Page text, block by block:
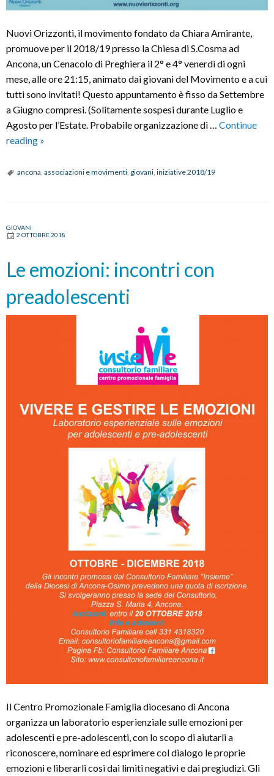
Nuovi Orizzonti, il movimento fondato da Chiara Amirante,
promuove per il 2018/19 presso la Chiesa di S.Cosma ad
Ancona, un Cenacolo di Preghiera il 2° e 4° venerdì di ogni
mese, alle ore 21:15, animato dai giovani del Movimento e a cui
tutti sono invitati! Questo appuntamento è fisso da Settembre
a Giugno compresi. (Solitamente sospesi durante Luglio e
Agosto per l’Estate. Probabile organizzazione di … Continue
reading Cenacolo
Preghiera
»
ancona associazioni e movimenti giovani iniziative 2018/19
GIOVANI
2 OTTOBRE 2018
Le emozioni: incontri con
preadolescenti
Il Centro Promozionale Famiglia diocesano di Ancona
organizza un laboratorio esperienziale sulle emozioni per
adolescenti e pre-adolescenti, con lo scopo di aiutarli a
riconoscere, nominare ed esprimere col dialogo le proprie
emozioni e liberarli così dai limiti negativi e dai pregiudizi. Gli